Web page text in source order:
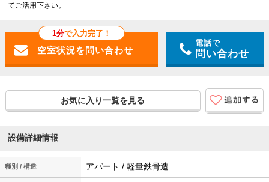
てご活用下さい。
1分で入力完了！
電話で
問い合わせ
お気に入り一覧を見る
設備詳細情報
種別 / 構造 アパート / 軽量鉄骨造